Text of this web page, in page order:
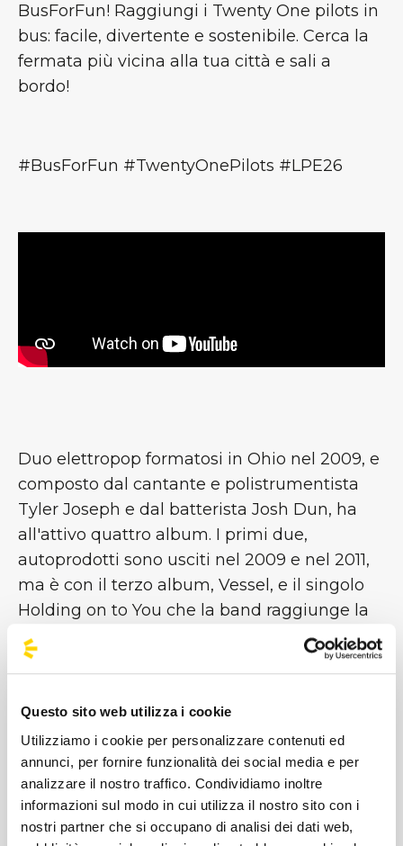
Questo sito web utilizza i cookie
Utilizziamo i cookie per personalizzare contenuti ed
annunci, per fornire funzionalità dei social media e per
analizzare il nostro traffico. Condividiamo inoltre
informazioni sul modo in cui utilizza il nostro sito con i
nostri partner che si occupano di analisi dei dati web,
BusForFun! Raggiungi i Twenty One pilots in
bus: facile, divertente e sostenibile. Cerca la
fermata più vicina alla tua città e sali a
bordo!
#BusForFun #TwentyOnePilots #LPE26
Duo elettropop formatosi in Ohio nel 2009, e
composto dal cantante e polistrumentista
Tyler Joseph e dal batterista Josh Dun, ha
all'attivo quattro album. I primi due,
autoprodotti sono usciti nel 2009 e nel 2011,
ma è con il terzo album, Vessel, e il singolo
Holding on to You che la band raggiunge la
notorietà negli Stati Uniti. Successivamente,
con l'uscita del loro quarto e più recente
gettonatissimo singolo Stressed
out ottengono un grande successo a livello
internazionale [...]
Immagini